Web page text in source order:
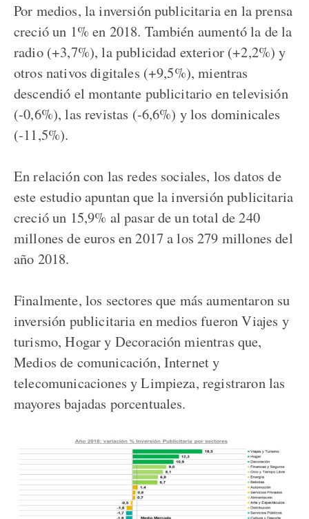
Por medios, la inversión publicitaria en la prensa
creció un 1% en 2018. También aumentó la de la
radio (+3,7%), la publicidad exterior (+2,2%) y
otros nativos digitales (+9,5%), mientras
descendió el montante publicitario en televisión
(-0,6%), las revistas (-6,6%) y los dominicales
(-11,5%).
En relación con las redes sociales, los datos de
este estudio apuntan que la inversión publicitaria
creció un 15,9% al pasar de un total de 240
millones de euros en 2017 a los 279 millones del
año 2018.
Finalmente, los sectores que más aumentaron su
inversión publicitaria en medios fueron Viajes y
turismo, Hogar y Decoración mientras que,
Medios de comunicación, Internet y
telecomunicaciones y Limpieza, registraron las
mayores bajadas porcentuales.